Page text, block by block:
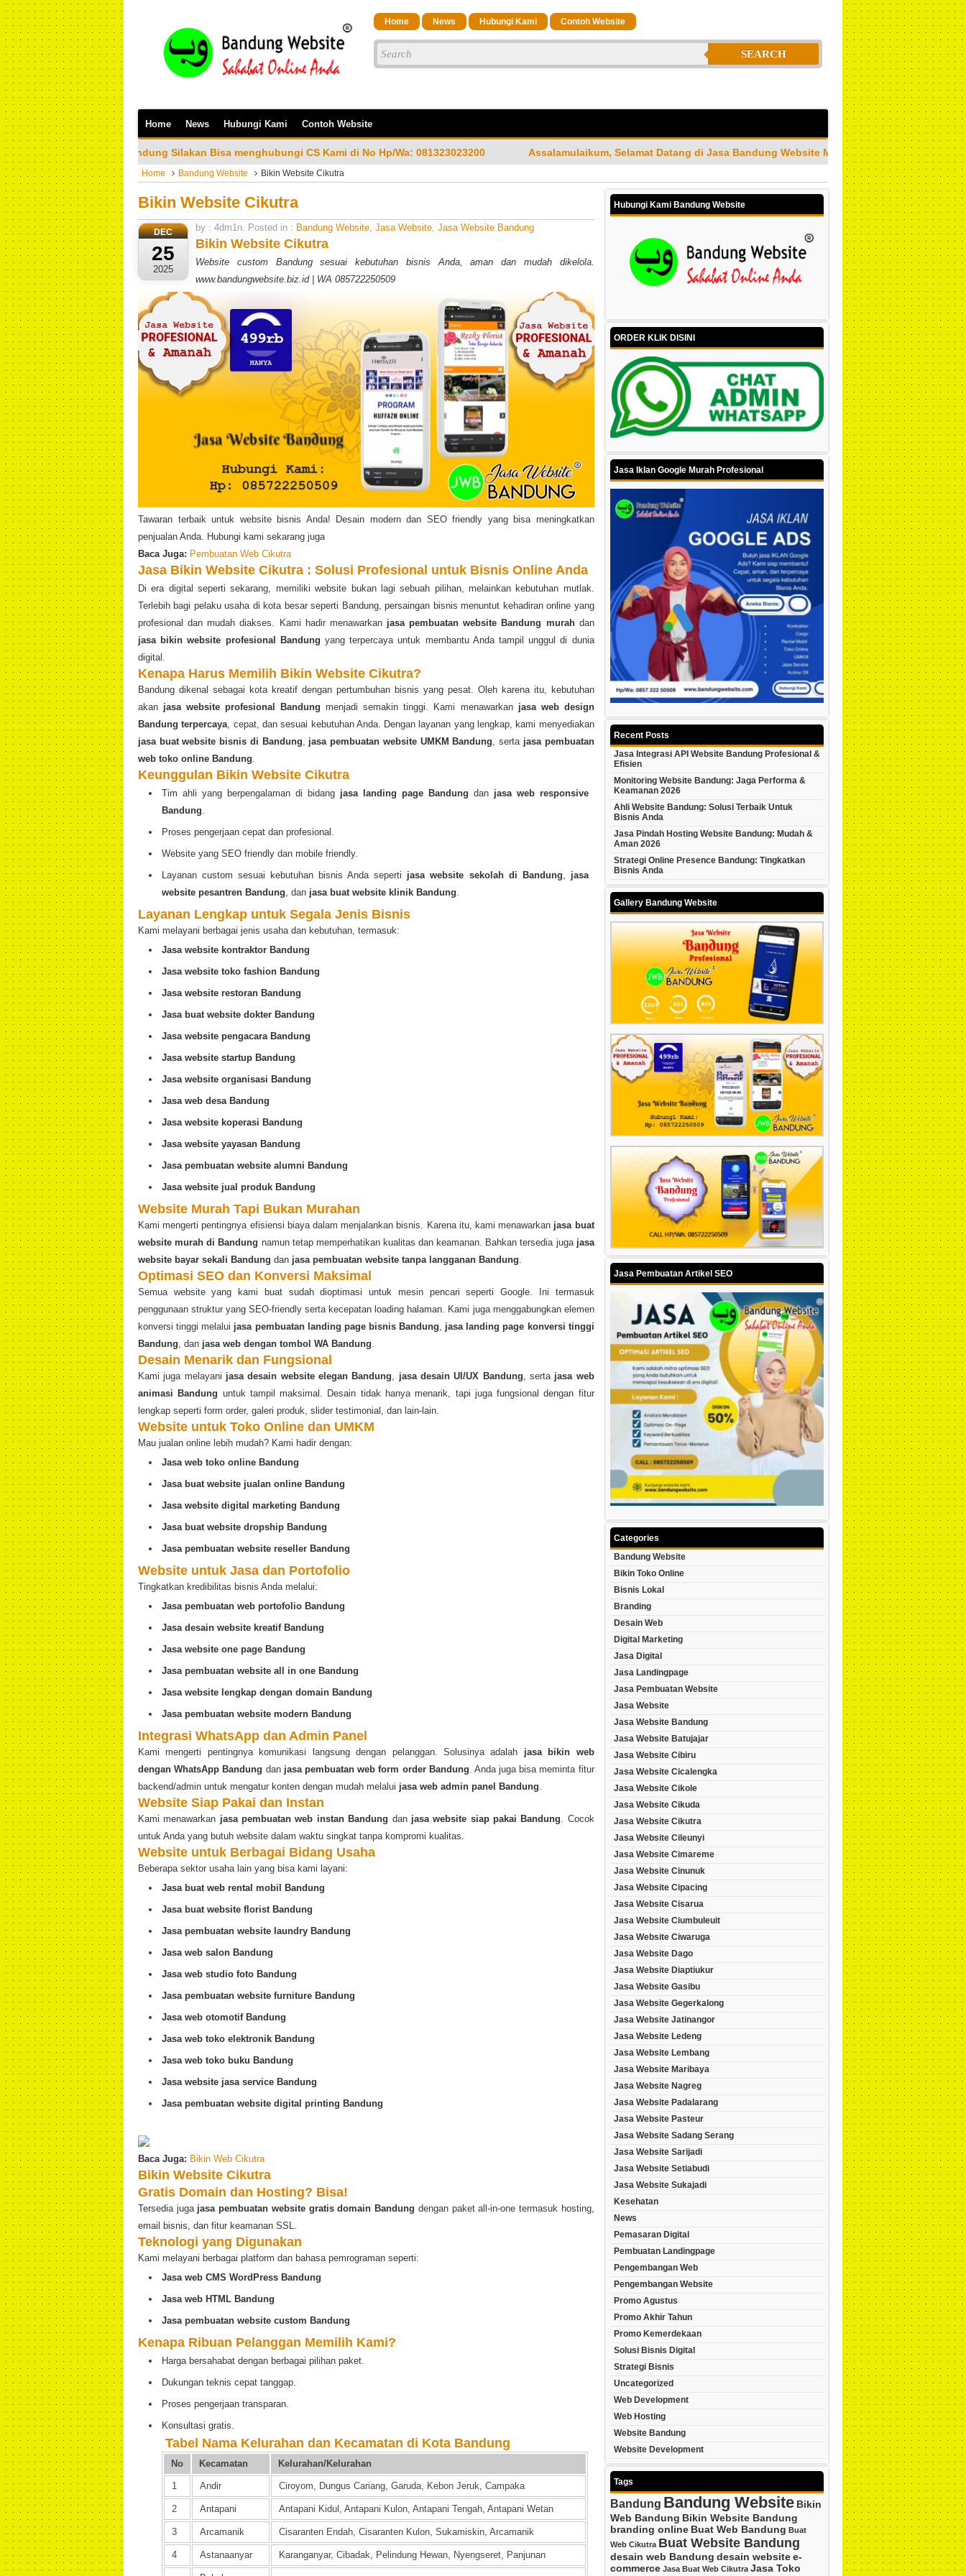
Home News Hubungi Kami Contoh Website
SEARCH
Home News Hubungi Kami Contoh Website
Silakan Bisa menghubungi CS Kami di No Hp/Wa: 081323023200 Assalamulaikum, Selamat Datang di Jasa Bandung Website Merupakan Jasa Pembuatan Website Profesional
Home Bandung Website Bikin Website Cikutra
Bikin Website Cikutra
DEC
25
2025
by : 4dm1n. Posted in : Bandung Website Jasa Website Jasa Website Bandung
Bikin Website Cikutra
Website custom Bandung sesuai kebutuhan bisnis Anda, aman dan mudah dikelola.
www.bandungwebsite.biz.id | WA 085722250509
Tawaran terbaik untuk website bisnis Anda! Desain modern dan SEO friendly yang bisa meningkatkan
penjualan Anda. Hubungi kami sekarang juga
Baca Juga: Pembuatan Web Cikutra
Jasa Bikin Website Cikutra : Solusi Profesional untuk Bisnis Online Anda
Di era digital seperti sekarang, memiliki website bukan lagi sebuah pilihan, melainkan kebutuhan mutlak.
Terlebih bagi pelaku usaha di kota besar seperti Bandung, persaingan bisnis menuntut kehadiran online yang
profesional dan mudah diakses. Kami hadir menawarkan jasa pembuatan website Bandung murahdan
jasa bikin website profesional Bandung yang terpercaya untuk membantu Anda tampil unggul di dunia
digital.
Kenapa Harus Memilih Bikin Website Cikutra?
Bandung dikenal sebagai kota kreatif dengan pertumbuhan bisnis yang pesat. Oleh karena itu, kebutuhan
akan jasa website profesional Bandung menjadi semakin tinggi. Kami menawarkan jasa web design
Bandung terpercaya, cepat, dan sesuai kebutuhan Anda. Dengan layanan yang lengkap, kami menyediakan
jasa buat website bisnis di Bandung, jasa pembuatan website UMKM Bandung, serta jasa pembuatan
web toko online Bandung.
Keunggulan Bikin Website Cikutra
Tim ahli yang berpengalaman di bidang jasa landing page Bandung dan jasa web responsive
Bandung.
Proses pengerjaan cepat dan profesional.
Website yang SEO friendly dan mobile friendly.
Layanan custom sesuai kebutuhan bisnis Anda seperti jasa website sekolah di Bandung, jasa
website pesantren Bandung, dan jasa buat website klinik Bandung.
Layanan Lengkap untuk Segala Jenis Bisnis
Kami melayani berbagai jenis usaha dan kebutuhan, termasuk:
Jasa website kontraktor Bandung
Jasa website toko fashion Bandung
Jasa website restoran Bandung
Jasa buat website dokter Bandung
Jasa website pengacara Bandung
Jasa website startup Bandung
Jasa website organisasi Bandung
Jasa web desa Bandung
Jasa website koperasi Bandung
Jasa website yayasan Bandung
Jasa pembuatan website alumni Bandung
Jasa website jual produk Bandung
Website Murah Tapi Bukan Murahan
Kami mengerti pentingnya efisiensi biaya dalam menjalankan bisnis. Karena itu, kami menawarkan jasa buat
website murah di Bandung namun tetap memperhatikan kualitas dan keamanan. Bahkan tersedia juga jasa
website bayar sekali Bandung dan jasa pembuatan website tanpa langganan Bandung.
Optimasi SEO dan Konversi Maksimal
Semua website yang kami buat sudah dioptimasi untuk mesin pencari seperti Google. Ini termasuk
penggunaan struktur yang SEO-friendly serta kecepatan loading halaman. Kami juga menggabungkan elemen
konversi tinggi melalui jasa pembuatan landing page bisnis Bandung, jasa landing page konversi tinggi
Bandung, dan jasa web dengan tombol WA Bandung.
Desain Menarik dan Fungsional
Kami juga melayani jasa desain website elegan Bandung, jasa desain UI/UX Bandung, serta jasa web
animasi Bandung untuk tampil maksimal. Desain tidak hanya menarik, tapi juga fungsional dengan fitur
lengkap seperti form order, galeri produk, slider testimonial, dan lain-lain.
Website untuk Toko Online dan UMKM
Mau jualan online lebih mudah? Kami hadir dengan:
Jasa web toko online Bandung
Jasa buat website jualan online Bandung
Jasa website digital marketing Bandung
Jasa buat website dropship Bandung
Jasa pembuatan website reseller Bandung
Website untuk Jasa dan Portofolio
Tingkatkan kredibilitas bisnis Anda melalui:
Jasa pembuatan web portofolio Bandung
Jasa desain website kreatif Bandung
Jasa website one page Bandung
Jasa pembuatan website all in one Bandung
Jasa website lengkap dengan domain Bandung
Jasa pembuatan website modern Bandung
Integrasi WhatsApp dan Admin Panel
Kami mengerti pentingnya komunikasi langsung dengan pelanggan. Solusinya adalah jasa bikin web
dengan WhatsApp Bandung dan jasa pembuatan web form order Bandung. Anda juga bisa meminta fitur
backend/admin untuk mengatur konten dengan mudah melalui jasa web admin panel Bandung.
Website Siap Pakai dan Instan
Kami menawarkan jasa pembuatan web instan Bandung dan jasa website siap pakai Bandung. Cocok
untuk Anda yang butuh website dalam waktu singkat tanpa kompromi kualitas.
Website untuk Berbagai Bidang Usaha
Beberapa sektor usaha lain yang bisa kami layani:
Jasa buat web rental mobil Bandung
Jasa buat website florist Bandung
Jasa pembuatan website laundry Bandung
Jasa web salon Bandung
Jasa web studio foto Bandung
Jasa pembuatan website furniture Bandung
Jasa web otomotif Bandung
Jasa web toko elektronik Bandung
Jasa web toko buku Bandung
Jasa website jasa service Bandung
Jasa pembuatan website digital printing Bandung
Baca Juga: Bikin Web Cikutra
Bikin Website Cikutra
Gratis Domain dan Hosting? Bisa!
Tersedia juga jasa pembuatan website gratis domain Bandung dengan paket all-in-one termasuk hosting,
email bisnis, dan fitur keamanan SSL.
Teknologi yang Digunakan
Kami melayani berbagai platform dan bahasa pemrograman seperti:
Jasa web CMS WordPress Bandung
Jasa web HTML Bandung
Jasa pembuatan website custom Bandung
Kenapa Ribuan Pelanggan Memilih Kami?
Harga bersahabat dengan berbagai pilihan paket.
Dukungan teknis cepat tanggap.
Proses pengerjaan transparan.
Konsultasi gratis.
Tabel Nama Kelurahan dan Kecamatan di Kota Bandung
No Kecamatan Kelurahan/Kelurahan
1 Andir Ciroyom, Dungus Cariang, Garuda, Kebon Jeruk, Campaka
2 Antapani Antapani Kidul, Antapani Kulon, Antapani Tengah, Antapani Wetan
3 Arcamanik Cisaranten Endah, Cisaranten Kulon, Sukamiskin, Arcamanik
4 Astanaanyar Karanganyar, Cibadak, Pelindung Hewan, Nyengseret, Panjunan
Hubungi Kami Bandung Website
ORDER KLIK DISINI
Jasa Iklan Google Murah Profesional
Recent Posts
Jasa Integrasi API Website Bandung Profesional &
Efisien
Monitoring Website Bandung: Jaga Performa &
Keamanan 2026
Ahli Website Bandung: Solusi Terbaik Untuk
Bisnis Anda
Jasa Pindah Hosting Website Bandung: Mudah &
Aman 2026
Strategi Online Presence Bandung: Tingkatkan
Bisnis Anda
Gallery Bandung Website
Jasa Pembuatan Artikel SEO
Categories
Bandung Website
Bikin Toko Online
Bisnis Lokal
Branding
Desain Web
Digital Marketing
Jasa Digital
Jasa Landingpage
Jasa Pembuatan Website
Jasa Website
Jasa Website Bandung
Jasa Website Batujajar
Jasa Website Cibiru
Jasa Website Cicalengka
Jasa Website Cikole
Jasa Website Cikuda
Jasa Website Cikutra
Jasa Website Cileunyi
Jasa Website Cimareme
Jasa Website Cinunuk
Jasa Website Cipacing
Jasa Website Cisarua
Jasa Website Ciumbuleuit
Jasa Website Ciwaruga
Jasa Website Dago
Jasa Website Diaptiukur
Jasa Website Gasibu
Jasa Website Gegerkalong
Jasa Website Jatinangor
Jasa Website Ledeng
Jasa Website Lembang
Jasa Website Maribaya
Jasa Website Nagreg
Jasa Website Padalarang
Jasa Website Pasteur
Jasa Website Sadang Serang
Jasa Website Sarijadi
Jasa Website Setiabudi
Jasa Website Sukajadi
Kesehatan
News
Pemasaran Digital
Pembuatan Landingpage
Pengembangan Web
Pengembangan Website
Promo Agustus
Promo Akhir Tahun
Promo Kemerdekaan
Solusi Bisnis Digital
Strategi Bisnis
Uncategorized
Web Development
Web Hosting
Website Bandung
Website Development
Tags
Bandung Bandung Website Bikin
Web Bandung Bikin Website Bandung
branding online Buat Web Bandung Buat
Web Cikutra Buat Website Bandung
desain web Bandung desain website e-
commerce Jasa Buat Web Cikutra Jasa Toko